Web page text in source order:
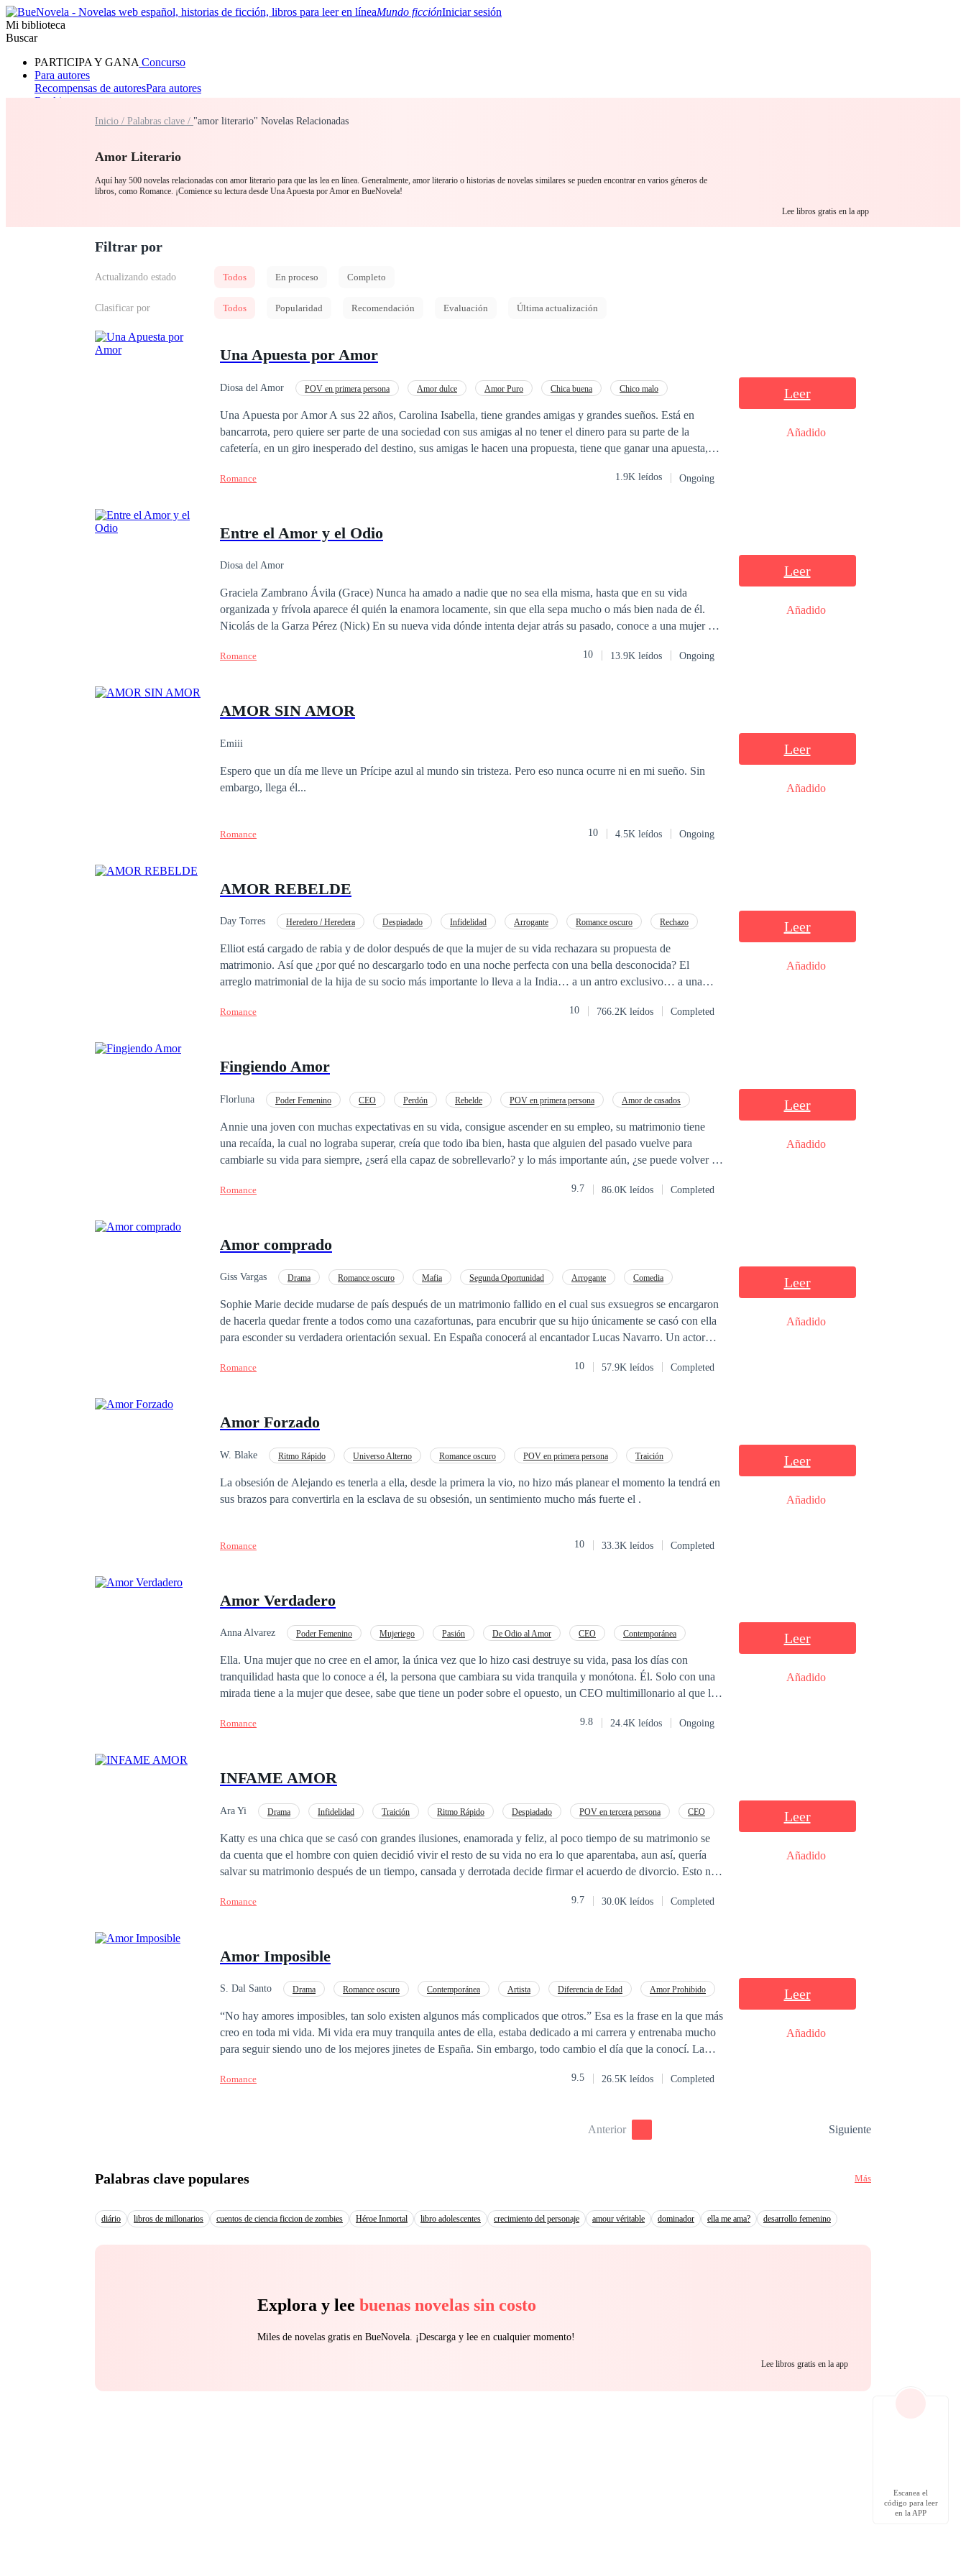
Mundo ficciónIniciar sesión
Mi biblioteca
Buscar
PARTICIPA Y GANA Concurso
Para autores
Recompensas de autoresPara autores
Ranking
RomanceHombre loboMafia
Inicio / Palabras clave / "amor literario" Novelas Relacionadas
Amor Literario
Aquí hay 500 novelas relacionadas con amor literario para que las lea en línea. Generalmente, amor literario o historias de novelas similares se pueden encontrar en varios géneros de
libros, como Romance. ¡Comience su lectura desde Una Apuesta por Amor en BueNovela!
Lee libros gratis en la app
Filtrar por
Actualizando estado Todos En proceso Completo
Clasificar por Todos Popularidad Recomendación Evaluación Última actualización
Una Apuesta por Amor
Diosa del Amor POV en primera persona Amor dulce Amor Puro Chica buena
Chico malo
Una Apuesta por Amor A sus 22 años, Carolina Isabella, tiene grandes amigas y grandes sueños. Está en
bancarrota, pero quiere ser parte de una sociedad con sus amigas al no tener el dinero para su parte de la
cafetería, en un giro inesperado del destino, sus amigas le hacen una propuesta, tiene que ganar una apuesta,
noche de pasión ella se interesa por el chico, pero sabe que tiene que ganar esa apuesta. Axel David, es un
ahora no podrá cobrar esa herencia que su padre le ha prometido. Dolido se va a otra ciudad donde conoce a
ciudad natal. Ella lo necesita para poder tener la parte de su cafetería y él la va a necesitar para cobrar la
apuesta por amor?
Romance 1.9K leídos Ongoing
Leer
Añadido
Entre el Amor y el Odio
Diosa del Amor
Graciela Zambrano Ávila (Grace) Nunca ha amado a nadie que no sea ella misma, hasta que en su vida
organizada y frívola aparece él quién la enamora locamente, sin que ella sepa mucho o más bien nada de él.
Nicolás de la Garza Pérez (Nick) En su nueva vida dónde intenta dejar atrás su pasado, conoce a una mujer por
su libertad. Vivirá con el miedo de que su oscuro secreto salga a la luz. ¿Podrá el amor ser capaz de lograr lo
Romance 10 13.9K leídos Ongoing
Leer
Añadido
AMOR SIN AMOR
Emiii
Espero que un día me lleve un Prícipe azul al mundo sin tristeza. Pero eso nunca ocurre ni en mi sueño. Sin
embargo, llega él...
Romance 10 4.5K leídos Ongoing
Leer
Añadido
AMOR REBELDE
Day Torres Heredero / Heredera Despiadado Infidelidad Arrogante Romance oscuro
Rechazo
Elliot está cargado de rabia y de dolor después de que la mujer de su vida rechazara su propuesta de
matrimonio. Así que ¿por qué no descargarlo todo en una noche perfecta con una bella desconocida? El
arreglo matrimonial de la hija de su socio más importante lo lleva a la India… a un antro exclusivo… a una
siguiente, cuando se dio cuenta de que había deshonrado nada menos que… ¡a la novia! Hacía pocos días
nadie, ni siquiera su padre, había podido controlar jamás. Él se ha sumido en la oscuridad, y ella está llena de
Romance 10 766.2K leídos Completed
Leer
Añadido
Fingiendo Amor
Florluna Poder Femenino CEO Perdón Rebelde POV en primera persona
Amor de casados
Annie una joven con muchas expectativas en su vida, consigue ascender en su empleo, su matrimonio tiene
una recaída, la cual no lograba superar, creía que todo iba bien, hasta que alguien del pasado vuelve para
cambiarle su vida para siempre, ¿será ella capaz de sobrellevarlo? y lo más importante aún, ¿se puede volver a
Romance 9.7 86.0K leídos Completed
Leer
Añadido
Amor comprado
Giss Vargas Drama Romance oscuro Mafia Segunda Oportunidad Arrogante
Comedia
Sophie Marie decide mudarse de país después de un matrimonio fallido en el cual sus exsuegros se encargaron
de hacerla quedar frente a todos como una cazafortunas, para encubrir que su hijo únicamente se casó con ella
para esconder su verdadera orientación sexual. En España conocerá al encantador Lucas Navarro. Un actor
ofrecerle un trato: casarse con él a cambio de que este le consiga trabajo en la prestigiosa empresa BDA
Nadie debe conocer la verdadera identidad de Sophie. 4. Si Sophie se embaraza, el divorcio será imposible de
no es quien dice ser? ¿Será capaz de perdonarlo? #ConcursoNovelaRománticaAmordeunmillonario
Romance 10 57.9K leídos Completed
Leer
Añadido
Amor Forzado
W. Blake Ritmo Rápido Universo Alterno Romance oscuro POV en primera persona
Traición
La obsesión de Alejando es tenerla a ella, desde la primera la vio, no hizo más planear el momento la tendrá en
sus brazos para convertirla en la esclava de su obsesión, un sentimiento mucho más fuerte el .
Romance 10 33.3K leídos Completed
Leer
Añadido
Amor Verdadero
Anna Alvarez Poder Femenino Mujeriego Pasión De Odio al Amor CEO
Contemporánea
Ella. Una mujer que no cree en el amor, la única vez que lo hizo casi destruye su vida, pasa los días con
tranquilidad hasta que lo conoce a él, la persona que cambiara su vida tranquila y monótona. Él. Solo con una
mirada tiene a la mujer que desee, sabe que tiene un poder sobre el opuesto, un CEO multimillonario al que le
pensando que caerá al igual que todas, con lo que él no contaba era que ella parecía inmune a sus encantos o
Romance 9.8 24.4K leídos Ongoing
Leer
Añadido
INFAME AMOR
Ara Yi Drama Infidelidad Traición Ritmo Rápido Despiadado POV en tercera persona
CEO
Katty es una chica que se casó con grandes ilusiones, enamorada y feliz, al poco tiempo de su matrimonio se
da cuenta que el hombre con quien decidió vivir el resto de su vida no era lo que aparentaba, aun así, quería
salvar su matrimonio después de un tiempo, cansada y derrotada decide firmar el acuerdo de divorcio. Esto no
vengar su pasado y el de su madre, lastimando profundamente a la mujer mas maravillosa del mundo, sus
Romance 9.7 30.0K leídos Completed
Leer
Añadido
Amor Imposible
S. Dal Santo Drama Romance oscuro Contemporánea Artista Diferencia de Edad
Amor Prohibido
“No hay amores imposibles, tan solo existen algunos más complicados que otros.” Esa es la frase en la que más
creo en toda mi vida. Mi vida era muy tranquila antes de ella, estaba dedicado a mi carrera y entrenaba mucho
para seguir siendo uno de los mejores jinetes de España. Sin embargo, todo cambio el día que la conocí. La
profesional, resulto ser la persona que revoluciono mi mundo entero. Sin embargo, en el momento que descubrí
vida se llama Sinai Feraud, y esta es nuestra historia de amor, uno de esos que supuestamente es imposible.
Romance 9.5 26.5K leídos Completed
Leer
Añadido
Anterior Siguiente
Palabras clave populares Más
diário libros de millonarios cuentos de ciencia ficcion de zombies Héroe Inmortal libro adolescentes crecimiento del personaje amour véritable dominador ella me ama? desarrollo femenino
Explora y lee buenas novelas sin costo
Miles de novelas gratis en BueNovela. ¡Descarga y lee en cualquier momento!
Lee libros gratis en la app
Escanea el
código para leer
en la APP